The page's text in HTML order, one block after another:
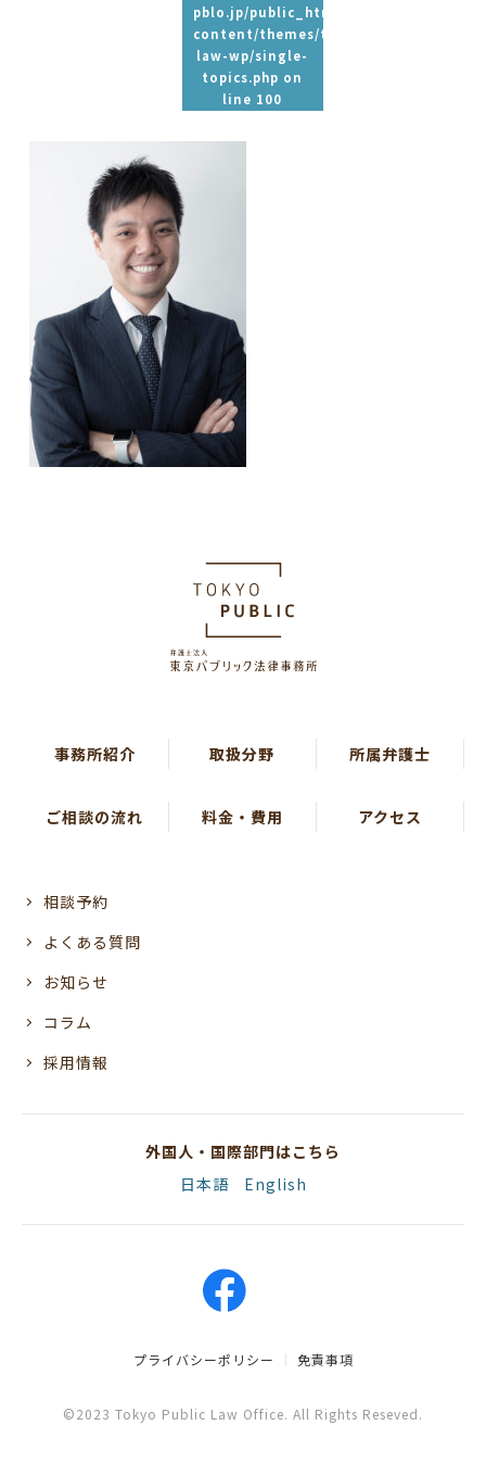
pblo.jp/public_html/wp-
content/themes/tpbc-
law-wp/single-
topics.php on
line 100
事務所紹介 取扱分野 所属弁護士
ご相談の流れ 料金・費用 アクセス
相談予約
よくある質問
お知らせ
コラム
採用情報
外国人・国際部門はこちら
日本語
English
プライバシーポリシー 免責事項
©2023 Tokyo Public Law Office. All Rights Reseved.